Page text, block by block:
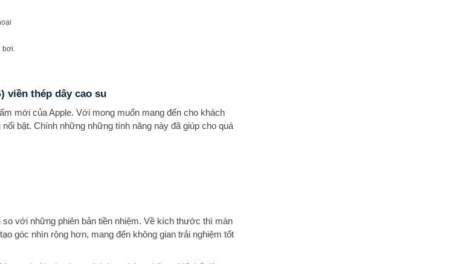
bơi.
viền thép dây cao su
mới của Apple. Với mong muốn mang đến cho khách
bật. Chính những những tính năng này đã giúp cho quá
với những phiên bản tiền nhiệm. Về kích thước thì màn
góc nhìn rộng hơn, mang đến không gian trải nghiệm tốt